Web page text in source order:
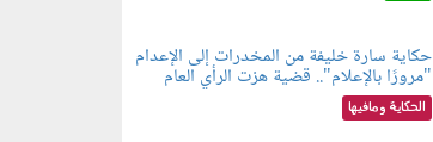
حكاية سارة خليفة من المخدرات إلى الإعدام
"مرورًا بالإعلام".. قضية هزت الرأي العام
الحكاية ومافيها